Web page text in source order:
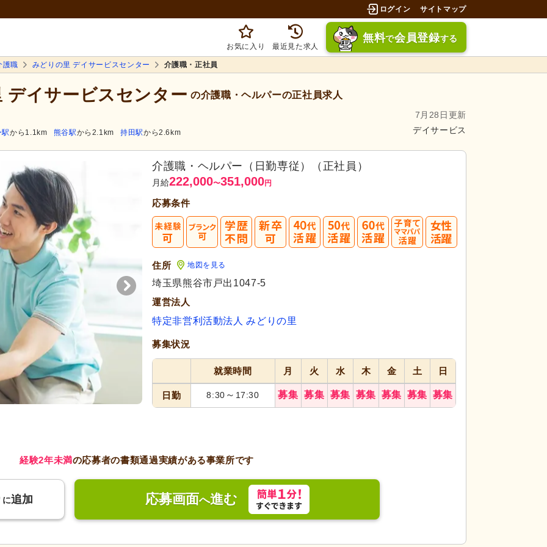
ログイン サイトマップ
お気に入り 最近見た求人
無料で会員登録する
護職 みどりの里 デイサービスセンター 介護職・正社員
デイサービスセンター の介護職・ヘルパーの正社員求人
7月28日更新
デイサービス
駅から1.1km 熊谷駅から2.1km 持田駅から2.6km
介護職・ヘルパー（日勤専従）（正社員）
月給222,000〜351,000円
応募条件
住所 地図を見る
埼玉県熊谷市戸出1047-5
運営法人
特定非営利活動法人 みどりの里
募集状況
就業時間 月 火 水 木 金 土 日
日勤 8:30 ～ 17:30 募集 募集 募集 募集 募集 募集 募集
経験2年未満の応募者の書類通過実績がある事業所です
に追加 応募画面へ進む